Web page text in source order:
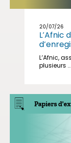
20/07/26
L’Afnic
L’Afnic,
plusieurs ...
Papiers